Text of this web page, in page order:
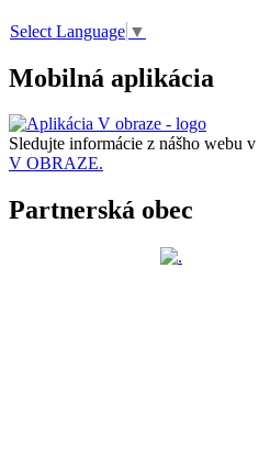
Select Language ▼
Mobilná aplikácia
Sledujte informácie z nášho webu v
V OBRAZE.
Partnerská obec